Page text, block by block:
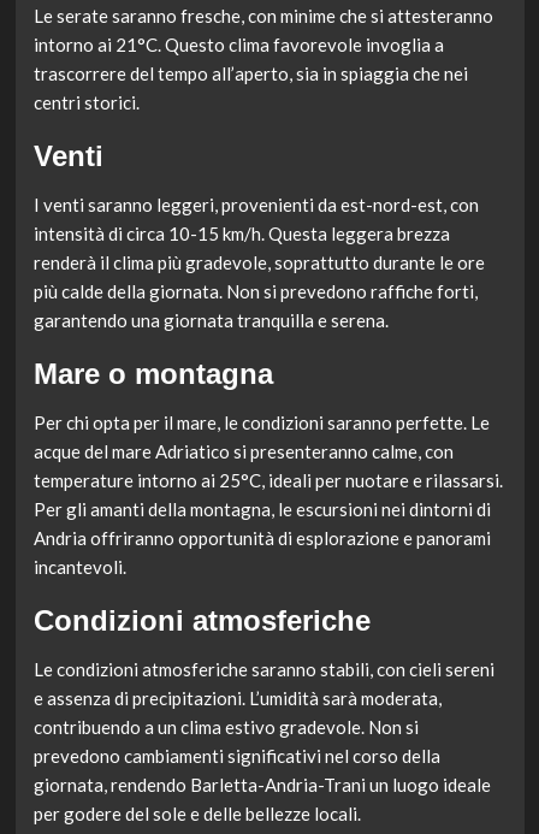
Le serate saranno fresche, con minime che si attesteranno
intorno ai 21°C. Questo clima favorevole invoglia a
trascorrere del tempo all’aperto, sia in spiaggia che nei
centri storici.
Venti
I venti saranno leggeri, provenienti da est-nord-est, con
intensità di circa 10-15 km/h. Questa leggera brezza
renderà il clima più gradevole, soprattutto durante le ore
più calde della giornata. Non si prevedono raffiche forti,
garantendo una giornata tranquilla e serena.
Mare o montagna
Per chi opta per il mare, le condizioni saranno perfette. Le
acque del mare Adriatico si presenteranno calme, con
temperature intorno ai 25°C, ideali per nuotare e rilassarsi.
Per gli amanti della montagna, le escursioni nei dintorni di
Andria offriranno opportunità di esplorazione e panorami
incantevoli.
Condizioni atmosferiche
Le condizioni atmosferiche saranno stabili, con cieli sereni
e assenza di precipitazioni. L’umidità sarà moderata,
contribuendo a un clima estivo gradevole. Non si
prevedono cambiamenti significativi nel corso della
giornata, rendendo Barletta-Andria-Trani un luogo ideale
per godere del sole e delle bellezze locali.